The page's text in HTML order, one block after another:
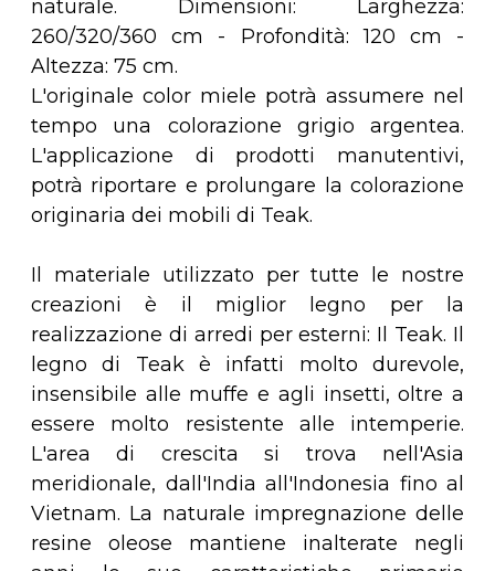
naturale. Dimensioni: Larghezza:
260/320/360 cm - Profondità: 120 cm -
Altezza: 75 cm.
L'originale color miele potrà assumere nel
tempo una colorazione grigio argentea.
L'applicazione di prodotti manutentivi,
potrà riportare e prolungare la colorazione
originaria dei mobili di Teak.
Il materiale utilizzato per tutte le nostre
creazioni è il miglior legno per la
realizzazione di arredi per esterni: Il Teak. Il
legno di Teak è infatti molto durevole,
insensibile alle muffe e agli insetti, oltre a
essere molto resistente alle intemperie.
L'area di crescita si trova nell'Asia
meridionale, dall'India all'Indonesia fino al
Vietnam. La naturale impregnazione delle
resine oleose mantiene inalterate negli